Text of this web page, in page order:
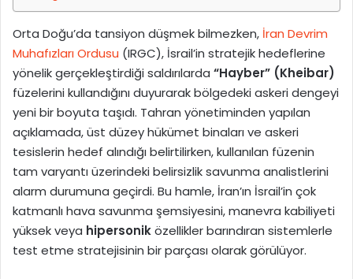
d
e
r
m
e
k
Orta Doğu’da tansiyon düşmek bilmezken, İran Devrim
Muhafızları Ordusu (IRGC), İsrail’in stratejik hedeflerine
yönelik gerçekleştirdiği saldırılarda “Hayber” (Kheibar)
füzelerini kullandığını duyurarak bölgedeki askeri dengeyi
yeni bir boyuta taşıdı. Tahran yönetiminden yapılan
açıklamada, üst düzey hükümet binaları ve askeri
tesislerin hedef alındığı belirtilirken, kullanılan füzenin
tam varyantı üzerindeki belirsizlik savunma analistlerini
alarm durumuna geçirdi. Bu hamle, İran’ın İsrail’in çok
katmanlı hava savunma şemsiyesini, manevra kabiliyeti
yüksek veya hipersoniközellikler barındıran sistemlerle
test etme stratejisinin bir parçası olarak görülüyor.